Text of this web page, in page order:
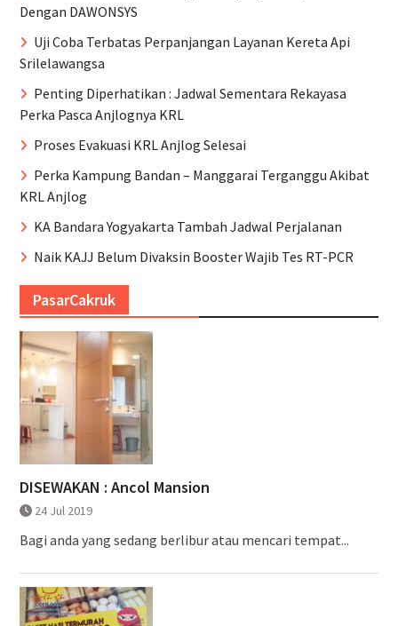
Dengan DAWONSYS
Uji Coba Terbatas Perpanjangan Layanan Kereta Api
Srilelawangsa
Penting Diperhatikan : Jadwal Sementara Rekayasa
Perka Pasca Anjlognya KRL
Proses Evakuasi KRL Anjlog Selesai
Perka Kampung Bandan – Manggarai Terganggu Akibat
KRL Anjlog
KA Bandara Yogyakarta Tambah Jadwal Perjalanan
Naik KAJJ Belum Divaksin Booster Wajib Tes RT-PCR
PasarCakruk
DISEWAKAN : Ancol Mansion
24 Jul 2019
Bagi anda yang sedang berlibur atau mencari tempat...